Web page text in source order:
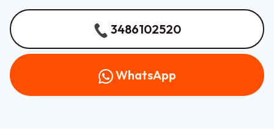
3486102520
WhatsApp